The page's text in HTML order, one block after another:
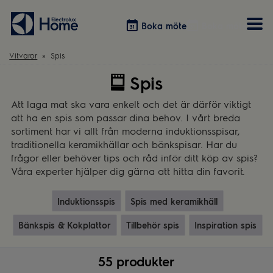
Boka möte
Inspiration
Övrigt
Välja garderobslösning
Övrigt
Tvätt & Tork
Dammsugare
Hem & Hushåll
Övrigt
Vitvaror Spis
Spis
Att laga mat ska vara enkelt och det är därför viktigt
att ha en spis som passar dina behov. I vårt breda
sortiment har vi allt från moderna induktionsspisar,
traditionella keramikhällar och bänkspisar. Har du
frågor eller behöver tips och råd inför ditt köp av spis?
Våra experter hjälper dig gärna att hitta din favorit.
Induktionsspis Spis med keramikhäll
Bänkspis & Kokplattor Tillbehör spis Inspiration spis
55 produkter